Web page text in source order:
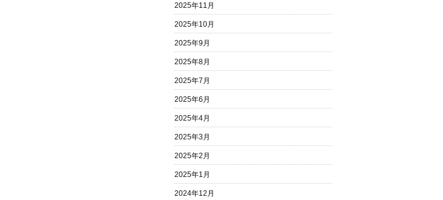
2025年11月
2025年10月
2025年9月
2025年8月
2025年7月
2025年6月
2025年4月
2025年3月
2025年2月
2025年1月
2024年12月